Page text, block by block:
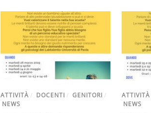
ATTIVITÀ / DOCENTI / GENITORI /
NEWS
ATTIVITÀ
NEWS